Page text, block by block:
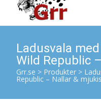
Ladusvala
Wild Republic
Grr.se > Produkter >
Republic – Nallar &